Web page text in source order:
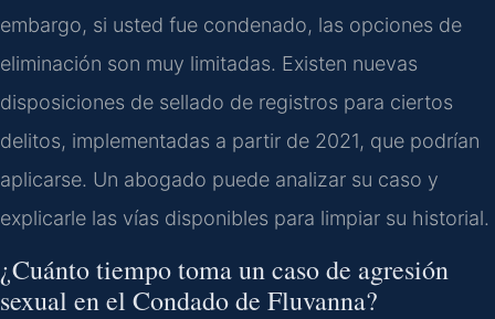
embargo, si usted fue condenado, las opciones de
eliminación son muy limitadas. Existen nuevas
disposiciones de sellado de registros para ciertos
delitos, implementadas a partir de 2021, que podrían
aplicarse. Un abogado puede analizar su caso y
explicarle las vías disponibles para limpiar su historial.
¿Cuánto tiempo toma un caso de agresión
sexual en el Condado de Fluvanna?